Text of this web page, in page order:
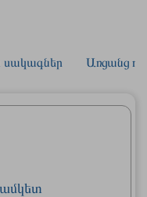
սակագներ Առցանց